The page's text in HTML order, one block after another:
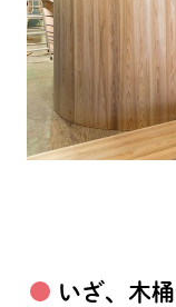
いざ、木